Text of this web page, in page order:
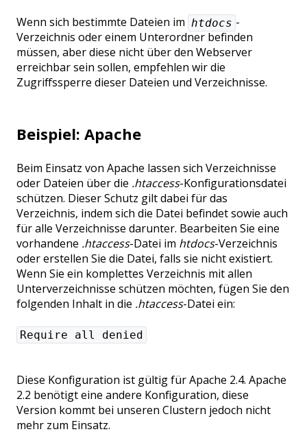
Wenn sich bestimmte Dateien im htdocs -
Verzeichnis oder einem Unterordner befinden
müssen, aber diese nicht über den Webserver
erreichbar sein sollen, empfehlen wir die
Zugriffssperre dieser Dateien und Verzeichnisse.
Beispiel: Apache
Beim Einsatz von Apache lassen sich Verzeichnisse
oder Dateien über die .htaccess-Konfigurationsdatei
schützen. Dieser Schutz gilt dabei für das
Verzeichnis, indem sich die Datei befindet sowie auch
für alle Verzeichnisse darunter. Bearbeiten Sie eine
vorhandene .htaccess-Datei im htdocs-Verzeichnis
oder erstellen Sie die Datei, falls sie nicht existiert.
Wenn Sie ein komplettes Verzeichnis mit allen
Unterverzeichnisse schützen möchten, fügen Sie den
folgenden Inhalt in die .htaccess-Datei ein:
Require all denied
Diese Konfiguration ist gültig für Apache 2.4. Apache
2.2 benötigt eine andere Konfiguration, diese
Version kommt bei unseren Clustern jedoch nicht
mehr zum Einsatz.